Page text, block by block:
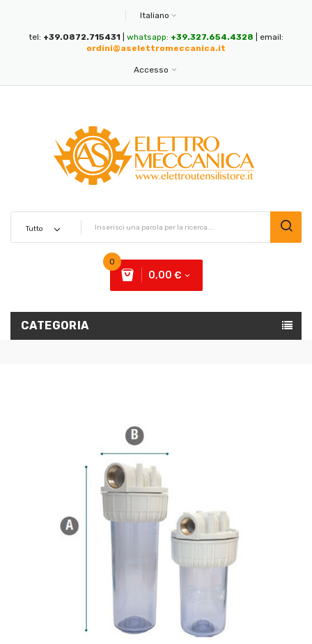
Italiano
tel: +39.0872.715431 whatsapp: +39.327.654.4328 | email:
ordini@aselettromeccanica.it
Accesso
0
0,00 €
CATEGORIA